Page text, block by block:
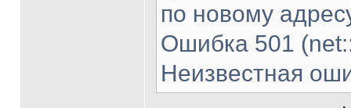
по новому
Ошибка 501
Неизвестная